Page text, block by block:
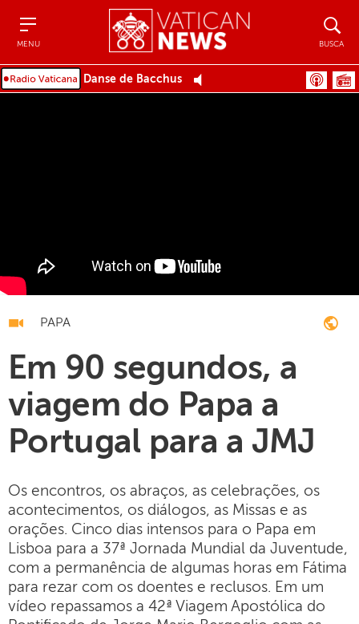
MENU BUSCA
Danse de Bacchus
PAPA
Em 90 segundos, a
viagem do Papa a
Portugal para a JMJ
Os encontros, os abraços, as celebrações, os
acontecimentos, os diálogos, as Missas e as
orações. Cinco dias intensos para o Papa em
Lisboa para a 37ª Jornada Mundial da Juventude,
com a permanência de algumas horas em Fátima
para rezar com os doentes e reclusos. Em um
vídeo repassamos a 42ª Viagem Apostólica do